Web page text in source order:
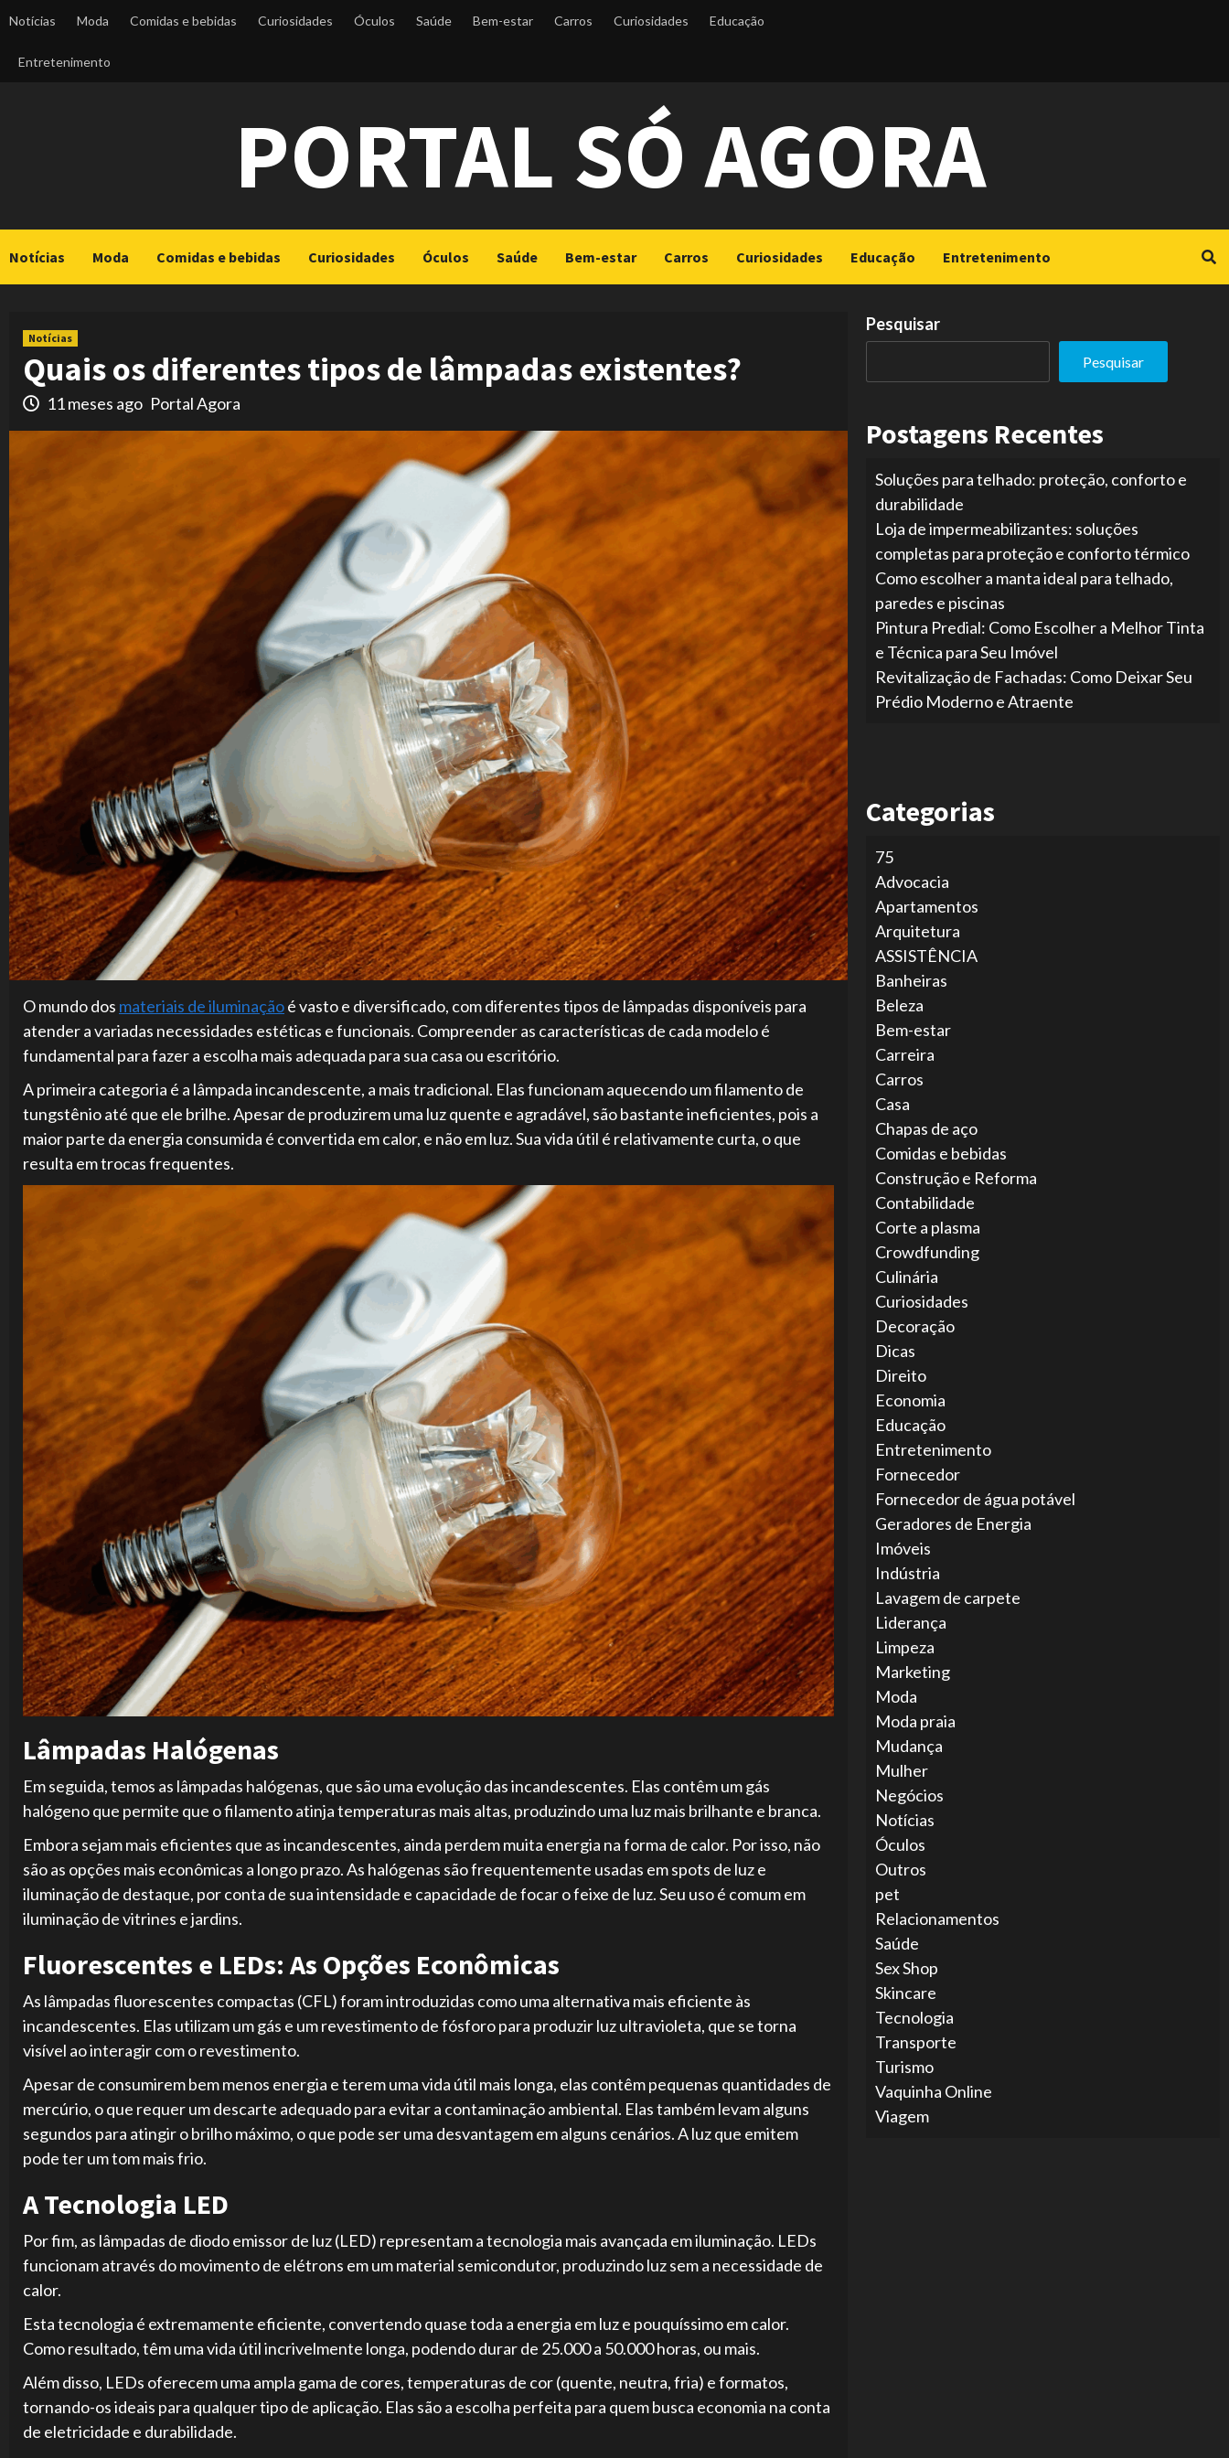
content
Notícias Moda Comidas e bebidas Curiosidades Óculos Saúde Bem-estar Carros Curiosidades Educação
Entretenimento
PORTAL SÓ AGORA
Notícias Moda Comidas e bebidas Curiosidades Óculos Saúde Bem-estar Carros Curiosidades Educação Entretenimento
Notícias
Quais os diferentes tipos de lâmpadas existentes?
11 meses ago Portal Agora
O mundo dos materiais de iluminaçãoé vasto e diversificado, com diferentes tipos de lâmpadas disponíveis para
atender a variadas necessidades estéticas e funcionais. Compreender as características de cada modelo é
fundamental para fazer a escolha mais adequada para sua casa ou escritório.
A primeira categoria é a lâmpada incandescente, a mais tradicional. Elas funcionam aquecendo um filamento de
tungstênio até que ele brilhe. Apesar de produzirem uma luz quente e agradável, são bastante ineficientes, pois a
maior parte da energia consumida é convertida em calor, e não em luz. Sua vida útil é relativamente curta, o que
resulta em trocas frequentes.
Lâmpadas Halógenas
Em seguida, temos as lâmpadas halógenas, que são uma evolução das incandescentes. Elas contêm um gás
halógeno que permite que o filamento atinja temperaturas mais altas, produzindo uma luz mais brilhante e branca.
Embora sejam mais eficientes que as incandescentes, ainda perdem muita energia na forma de calor. Por isso, não
são as opções mais econômicas a longo prazo. As halógenas são frequentemente usadas em spots de luz e
iluminação de destaque, por conta de sua intensidade e capacidade de focar o feixe de luz. Seu uso é comum em
iluminação de vitrines e jardins.
Fluorescentes e LEDs: As Opções Econômicas
As lâmpadas fluorescentes compactas (CFL) foram introduzidas como uma alternativa mais eficiente às
incandescentes. Elas utilizam um gás e um revestimento de fósforo para produzir luz ultravioleta, que se torna
visível ao interagir com o revestimento.
Apesar de consumirem bem menos energia e terem uma vida útil mais longa, elas contêm pequenas quantidades de
mercúrio, o que requer um descarte adequado para evitar a contaminação ambiental. Elas também levam alguns
segundos para atingir o brilho máximo, o que pode ser uma desvantagem em alguns cenários. A luz que emitem
pode ter um tom mais frio.
A Tecnologia LED
Por fim, as lâmpadas de diodo emissor de luz (LED) representam a tecnologia mais avançada em iluminação. LEDs
funcionam através do movimento de elétrons em um material semicondutor, produzindo luz sem a necessidade de
calor.
Esta tecnologia é extremamente eficiente, convertendo quase toda a energia em luz e pouquíssimo em calor.
Como resultado, têm uma vida útil incrivelmente longa, podendo durar de 25.000 a 50.000 horas, ou mais.
Além disso, LEDs oferecem uma ampla gama de cores, temperaturas de cor (quente, neutra, fria) e formatos,
tornando-os ideais para qualquer tipo de aplicação. Elas são a escolha perfeita para quem busca economia na conta
de eletricidade e durabilidade.
Pesquisar
Pesquisar
Postagens Recentes
Soluções para telhado: proteção, conforto e
durabilidade
Loja de impermeabilizantes: soluções
completas para proteção e conforto térmico
Como escolher a manta ideal para telhado,
paredes e piscinas
Pintura Predial: Como Escolher a Melhor Tinta
e Técnica para Seu Imóvel
Revitalização de Fachadas: Como Deixar Seu
Prédio Moderno e Atraente
Categorias
75
Advocacia
Apartamentos
Arquitetura
ASSISTÊNCIA
Banheiras
Beleza
Bem-estar
Carreira
Carros
Casa
Chapas de aço
Comidas e bebidas
Construção e Reforma
Contabilidade
Corte a plasma
Crowdfunding
Culinária
Curiosidades
Decoração
Dicas
Direito
Economia
Educação
Entretenimento
Fornecedor
Fornecedor de água potável
Geradores de Energia
Imóveis
Indústria
Lavagem de carpete
Liderança
Limpeza
Marketing
Moda
Moda praia
Mudança
Mulher
Negócios
Notícias
Óculos
Outros
pet
Relacionamentos
Saúde
Sex Shop
Skincare
Tecnologia
Transporte
Turismo
Vaquinha Online
Viagem